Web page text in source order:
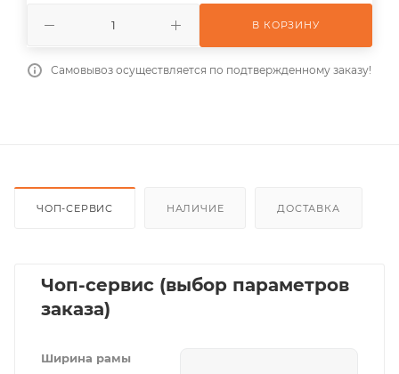
В КОРЗИНУ
Самовывоз осуществляется по подтвержденному заказу!
ЧОП-СЕРВИС НАЛИЧИЕ ДОСТАВКА
Чоп-сервис (выбор параметров
заказа)
Ширина рамы